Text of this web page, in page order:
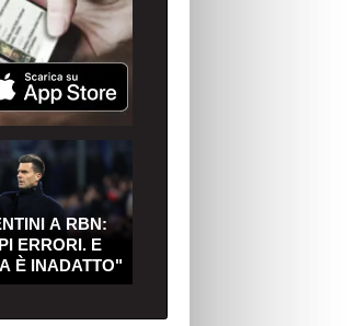
A RBN:
ERRORI. E
È INADATTO"